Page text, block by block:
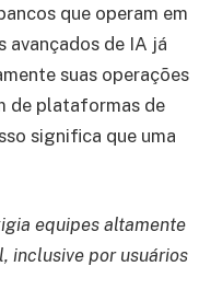
que operam em
avançados de IA já
suas operações
de plataformas de
significa que uma
equipes altamente
inclusive por usuários